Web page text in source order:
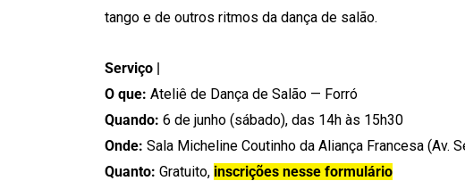
tango e de outros ritmos da dança de salão.
Serviço |
O que: Ateliê de Dança de Salão — Forró
Quando: 6 de junho (sábado), das 14h às 15h30
Onde: Sala Micheline Coutinho da Aliança Francesa (Av.
Quanto: Gratuito, inscrições nesse formulário